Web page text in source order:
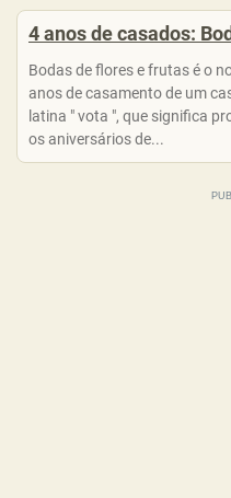
4 anos de casados:
Bodas de flores e frutas é o
anos de casamento de um
latina " vota ", que significa
os aniversários de...